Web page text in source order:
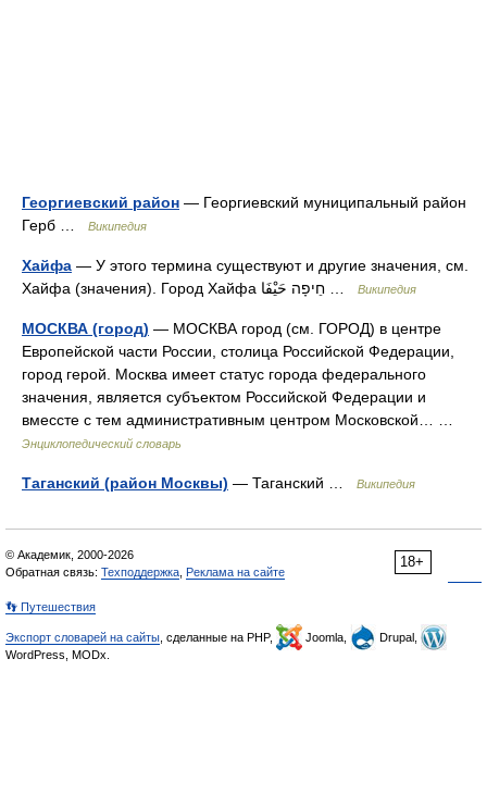
Георгиевский район — Георгиевский муниципальный район
Герб …
Википедия
Хайфа — У этого термина существуют и другие значения, см.
Википедия
МОСКВА (город) — МОСКВА город (см. ГОРОД) в центре
Европейской части России, столица Российской Федерации,
город герой. Москва имеет статус города федерального
значения, является субъектом Российской Федерации и
вмессте с тем административным центром Московской… …
Энциклопедический словарь
Таганский (район Москвы) — Таганский … Википедия
18+
© Академик, 2000-2026
Обратная связь: Техподдержка Реклама на сайте
👣 Путешествия
Экспорт словарей на сайты , сделанные на PHP, Joomla,
Drupal,
WordPress, MODx.